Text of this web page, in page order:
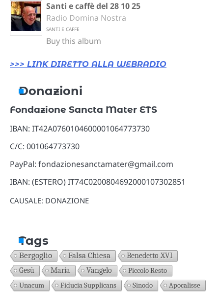
Santi e caffè del 28 10 25
Radio Domina Nostra
SANTI E CAFFE
Buy this album
>>> LINK DIRETTO ALLA WEBRADIO
Donazioni
Fondazione Sancta Mater ETS
IBAN: IT42A0760104600001064773730
C/C: 001064773730
PayPal: fondazionesanctamater@gmail.com
IBAN: (ESTERO) IT74C0200804692000107302851
CAUSALE: DONAZIONE
Tags
Bergoglio Falsa Chiesa Benedetto XVI
Gesù Maria Vangelo
Piccolo Resto
Unacum
Fiducia Supplicans Sinodo
Apocalisse